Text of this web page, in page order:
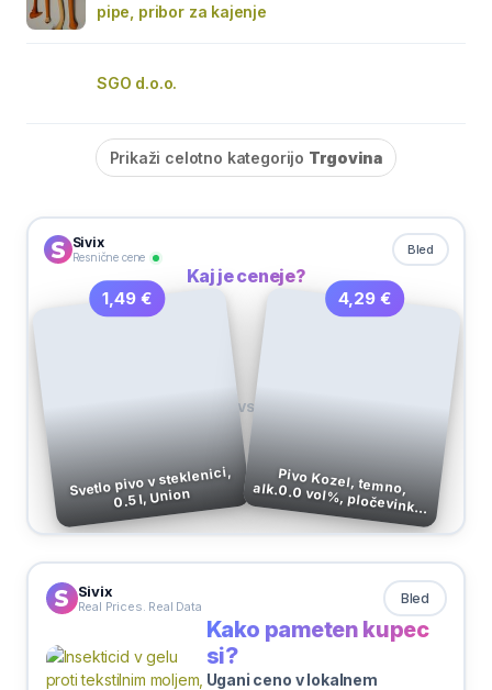
pipe, pribor za kajenje
SGO d.o.o.
Prikaži celotno kategorijo Trgovina
Sivix
Resnične cene
Bled
Kaj je ceneje?
1,49 €
Svetlo pivo v steklenici,
0.5 l, Union
VS
4,29 €
Pivo Kozel, temno, alk.0.0 vol%, pločevinka,
4 x 0.5 l
Sivix
Real Prices. Real Data Bled
Kako pameten kupec
si?
Ugani ceno v lokalnem